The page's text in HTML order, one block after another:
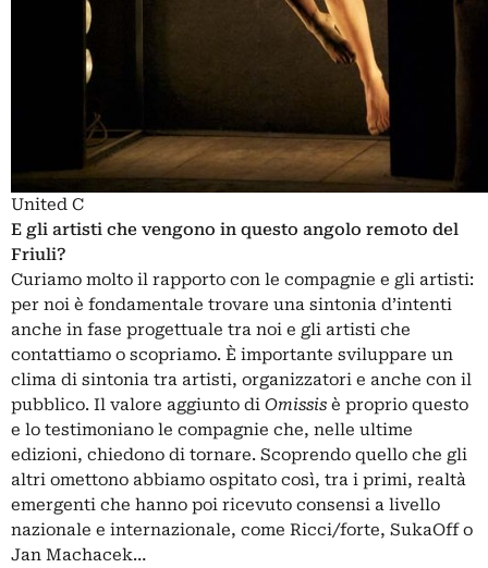
United C
E gli artisti che vengono in questo angolo remoto del
Friuli?
Curiamo molto il rapporto con le compagnie e gli artisti:
per noi è fondamentale trovare una sintonia d’intenti
anche in fase progettuale tra noi e gli artisti che
contattiamo o scopriamo. È importante sviluppare un
clima di sintonia tra artisti, organizzatori e anche con il
pubblico. Il valore aggiunto di Omissis è proprio questo
e lo testimoniano le compagnie che, nelle ultime
edizioni, chiedono di tornare. Scoprendo quello che gli
altri omettono abbiamo ospitato così, tra i primi, realtà
emergenti che hanno poi ricevuto consensi a livello
nazionale e internazionale, come Ricci/forte, SukaOff o
Jan Machacek…